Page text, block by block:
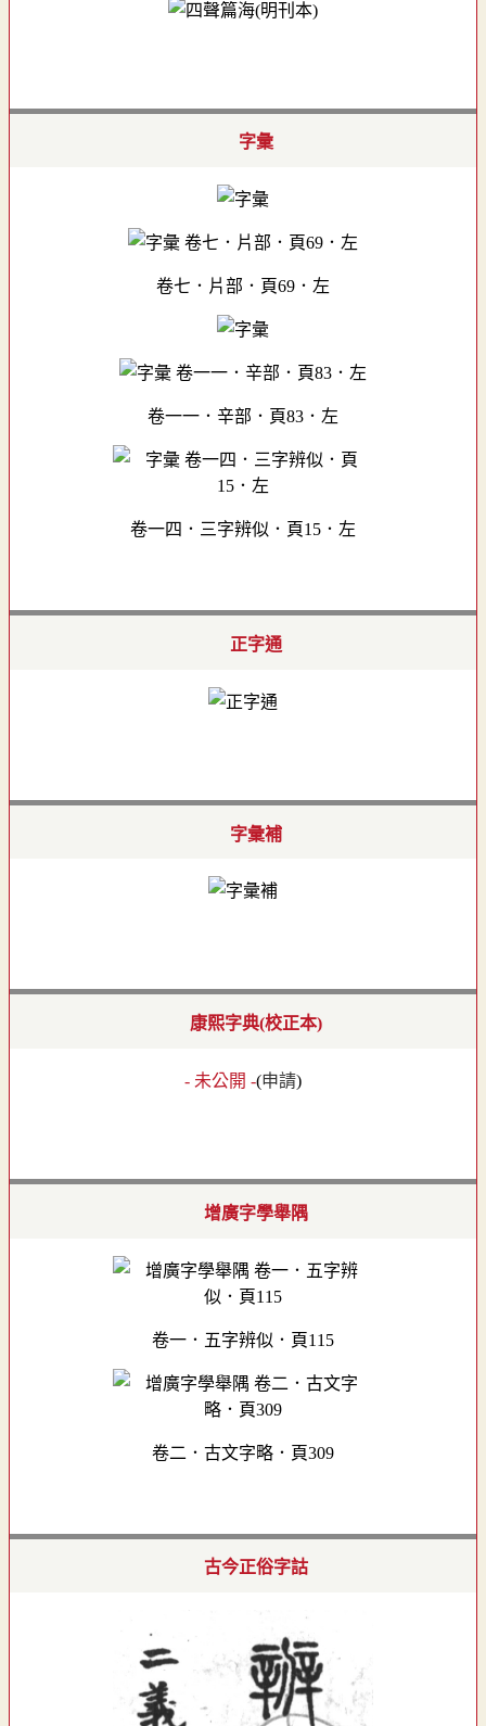
字彙
卷七．片部．頁69．左
卷一一．辛部．頁83．左
卷一四．三字辨似．頁15．左
正字通
字彙補
康熙字典(校正本)
- 未公開 -(申請)
增廣字學舉隅
卷一．五字辨似．頁115
卷二．古文字略．頁309
古今正俗字詁